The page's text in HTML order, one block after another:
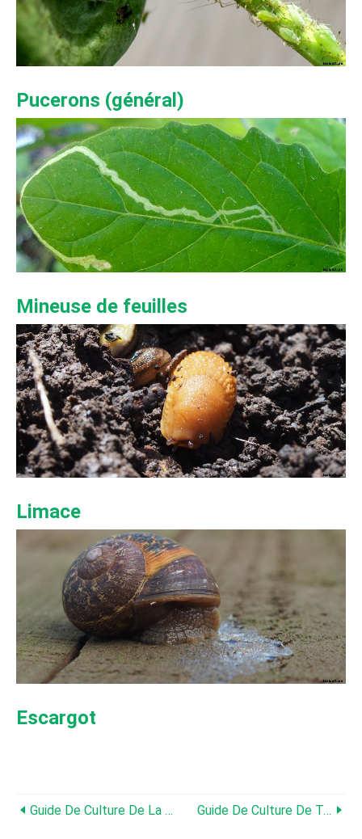
Pucerons (général)
Mineuse de feuilles
Limace
Escargot
Guide De Culture De La Patate Douce Guide De Culture De Tanaisie